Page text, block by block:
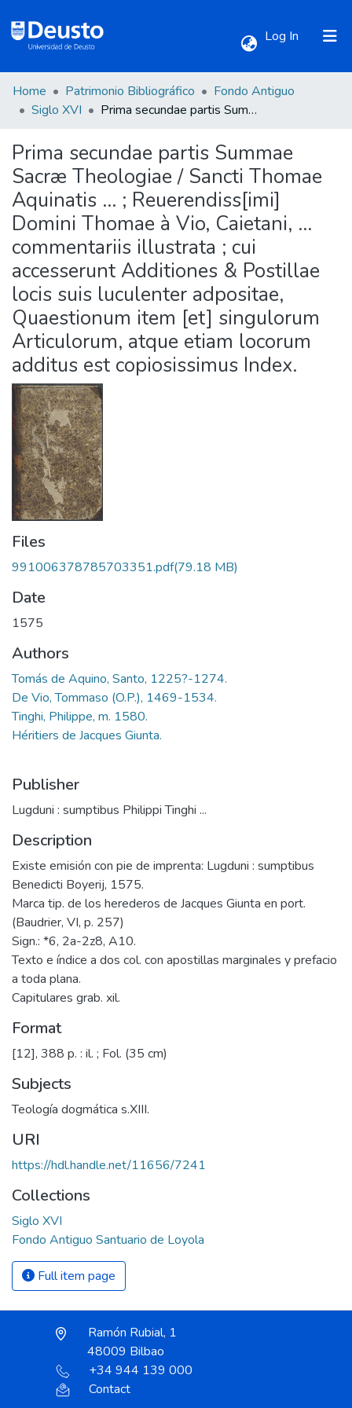
Log In (current)
Communities & Collections
All of DSpace
Statistics
Home Patrimonio Bibliográfico
Fondo Antiguo
Siglo XVI
Prima secundae partis Summae Sacræ Theologiae / Sancti Thomae Aquinatis ... ; Reuerendiss[imi] Domini Thomae à Vio, Caietani, ... commentariis illustrata ; cui accesserunt Additiones & Postillae locis suis luculenter adpositae, Quaestionum item [et] singulorum Articulorum, atque etiam locorum additus est copiosissimus Index.
Prima secundae partis Summae
Sacræ Theologiae / Sancti Thomae
Aquinatis ... ; Reuerendiss[imi]
Domini Thomae à Vio, Caietani, ...
commentariis illustrata ; cui
accesserunt Additiones & Postillae
locis suis luculenter adpositae,
Quaestionum item [et] singulorum
Articulorum, atque etiam locorum
additus est copiosissimus Index.
Files
991006378785703351.pdf(79.18 MB)
Date
1575
Authors
Tomás de Aquino, Santo, 1225?-1274.
De Vio, Tommaso (O.P.), 1469-1534.
Tinghi, Philippe, m. 1580.
Héritiers de Jacques Giunta.
Publisher
Lugduni : sumptibus Philippi Tinghi ...
Description
Existe emisión con pie de imprenta: Lugduni : sumptibus
Benedicti Boyerij, 1575.
Marca tip. de los herederos de Jacques Giunta en port.
(Baudrier, VI, p. 257)
Sign.: *6, 2a-2z8, A10.
Texto e índice a dos col. con apostillas marginales y prefacio
a toda plana.
Capitulares grab. xil.
Format
[12], 388 p. : il. ; Fol. (35 cm)
Subjects
Teología dogmática s.XIII.
URI
https://hdl.handle.net/11656/7241
Collections
Siglo XVI
Fondo Antiguo Santuario de Loyola
Full item page
Ramón Rubial, 1
48009 Bilbao
+34 944 139 000
Contact